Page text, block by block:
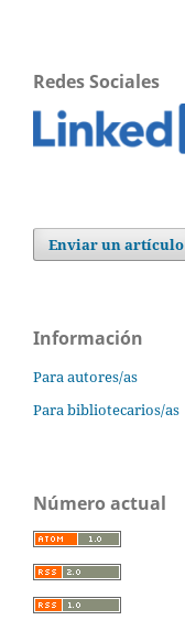
Redes Sociales
Enviar un artículo
Información
Para autores/as
Para bibliotecarios/as
Número actual